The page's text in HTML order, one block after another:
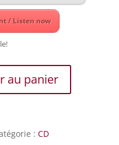
/ Listen now
au panier
: CD